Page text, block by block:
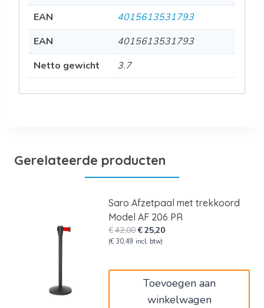
EAN
4015613531793
EAN
4015613531793
Netto gewicht
3.7
Gerelateerde producten
Saro Afzetpaal met trekkoord
Model AF 206 PR
€42,00Oorspronkelijke
prijs
€25,20Huidige
(€ 30,49 incl. btw)
Toevoegen aan
winkelwagen